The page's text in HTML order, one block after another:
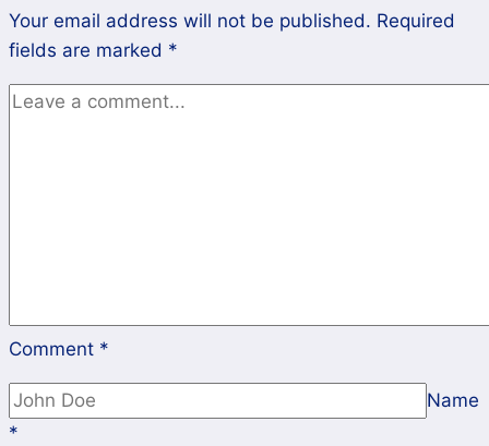
H2,
H3
dla
lepszego
Your email address will not be published. Required
fields are marked *
Comment *
Name
*